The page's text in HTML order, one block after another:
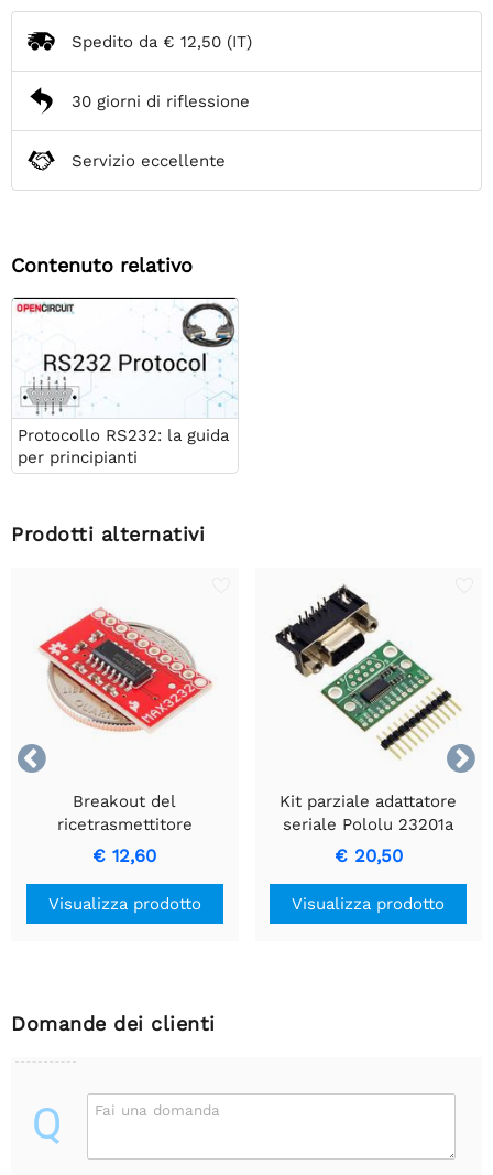
Spedito da € 12,50 (IT)
30 giorni di riflessione
Servizio eccellente
Contenuto relativo
Protocollo RS232: la guida
per principianti
Prodotti alternativi


Breakout del
ricetrasmettitore
SparkFun - MAX3232
€ 12,60
Visualizza prodotto
Kit parziale adattatore
seriale Pololu 23201a
€ 20,50
Visualizza prodotto
Domande dei clienti
Q Fai una domanda